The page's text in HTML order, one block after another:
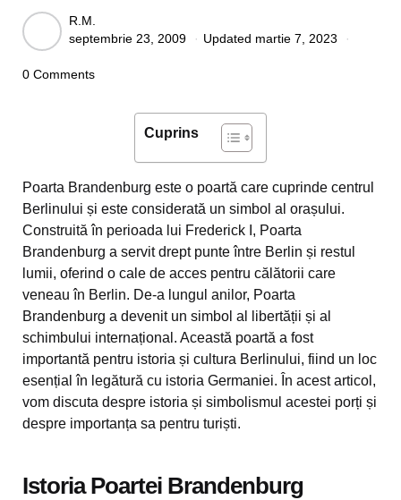
Posted
by
R.M.
septembrie 23, 2009
Updated martie 7, 2023
0 Comments
Cuprins
Poarta Brandenburg este o poartă care cuprinde centrul
Berlinului și este considerată un simbol al orașului.
Construită în perioada lui Frederick I, Poarta
Brandenburg a servit drept punte între Berlin și restul
lumii, oferind o cale de acces pentru călătorii care
veneau în Berlin. De-a lungul anilor, Poarta
Brandenburg a devenit un simbol al libertății și al
schimbului internațional. Această poartă a fost
importantă pentru istoria și cultura Berlinului, fiind un loc
esențial în legătură cu istoria Germaniei. În acest articol,
vom discuta despre istoria și simbolismul acestei porți și
despre importanța sa pentru turiști.
Istoria Poartei Brandenburg